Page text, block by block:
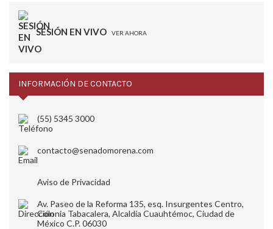
SESIÓN EN VIVO VER AHORA
INFORMACIÓN DE CONTACTO
(55) 5345 3000
contacto@senadomorena.com
Aviso de Privacidad
Av. Paseo de la Reforma 135, esq. Insurgentes Centro,
Colonia Tabacalera, Alcaldía Cuauhtémoc, Ciudad de
México C.P. 06030